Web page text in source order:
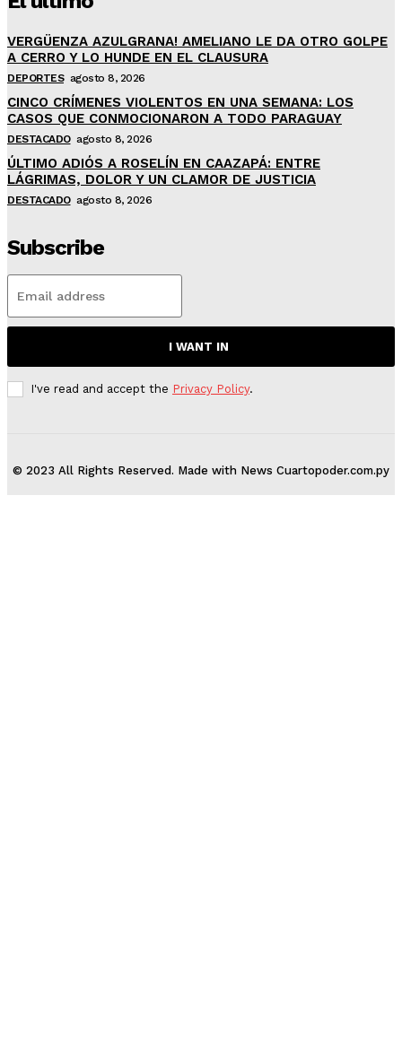
VERGÜENZA AZULGRANA! AMELIANO LE DA OTRO GOLPE
A CERRO Y LO HUNDE EN EL CLAUSURA
DEPORTES agosto 8, 2026
CINCO CRÍMENES VIOLENTOS EN UNA SEMANA: LOS
CASOS QUE CONMOCIONARON A TODO PARAGUAY
DESTACADO agosto 8, 2026
ÚLTIMO ADIÓS A ROSELÍN EN CAAZAPÁ: ENTRE
LÁGRIMAS, DOLOR Y UN CLAMOR DE JUSTICIA
DESTACADO agosto 8, 2026
Subscribe
I WANT IN
I've read and accept the Privacy Policy.
© 2023 All Rights Reserved. Made with News Cuartopoder.com.py